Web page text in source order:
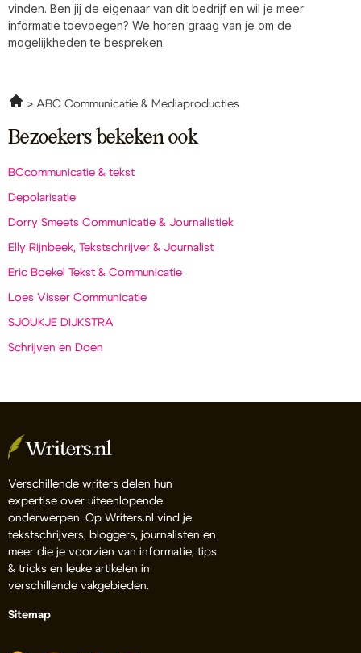
vinden. Ben jij de eigenaar van dit bedrijf en wil je meer
informatie toevoegen? We horen graag van je om de
mogelijkheden te bespreken.
ABC Communicatie & Mediaproducties
Bezoekers bekeken ook
BCcommunicatie & tekst
Depolarisatie
Dorry Smeets Communicatie & Journalistiek
Elly Rijnbeek, Tekstschrijver & Journalist
Eric Boekel Tekst & Communicatie
Loes Visser Communicatie
SJOUKJE DIJKSTRA
Schrijven en Doen
Verschillende writers delen hun
expertise over uiteenlopende
onderwerpen. Op Writers.nl vind je
tekstschrijvers, bloggers, journalisten en
meer die je voorzien van informatie, tips
& tricks en leuke artikelen in
verschillende vakgebieden.
Sitemap